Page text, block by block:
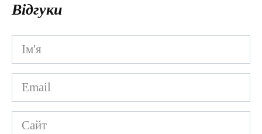
Відгуки
Ім'я
*
Email
*
Сайт